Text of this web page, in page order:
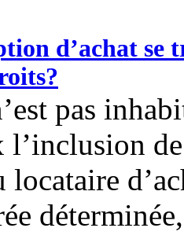
d’achat se
pas
locataire